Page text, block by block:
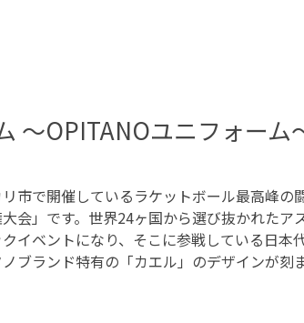
〜OPITANOユニフォーム
市で開催しているラケットボール最高峰の
会」です。世界24ヶ国から選び抜かれたア
イベントになり、そこに参戦している日本
ブランド特有の「カエル」のデザインが刻